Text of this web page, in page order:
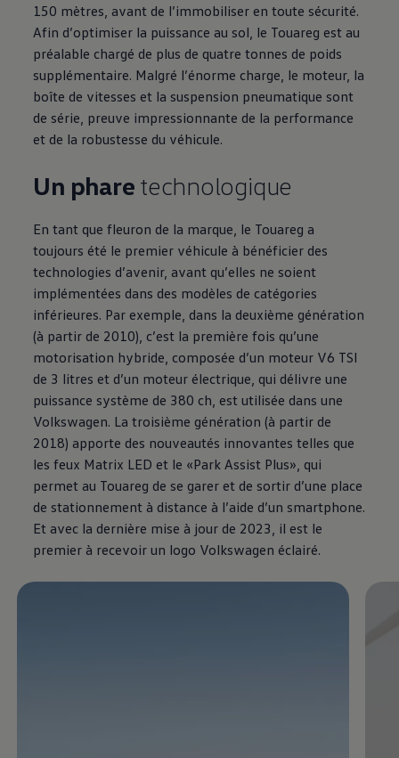
150 mètres, avant de l’immobiliser en toute sécurité.
Afin d’optimiser la puissance au sol, le Touareg est au
préalable chargé de plus de quatre tonnes de poids
supplémentaire. Malgré l’énorme charge, le moteur, la
boîte de vitesses et la suspension pneumatique sont
de série, preuve impressionnante de la performance
et de la robustesse du véhicule.
Un phare technologique
En tant que fleuron de la marque, le Touareg a
toujours été le premier véhicule à bénéficier des
technologies d’avenir, avant qu’elles ne soient
implémentées dans des modèles de catégories
inférieures. Par exemple, dans la deuxième génération
(à partir de 2010), c’est la première fois qu’une
motorisation hybride, composée d’un moteur V6 TSI
de 3 litres et d’un moteur électrique, qui délivre une
puissance système de 380 ch, est utilisée dans une
Volkswagen. La troisième génération (à partir de
2018) apporte des nouveautés innovantes telles que
les feux Matrix LED et le «Park Assist Plus», qui
permet au Touareg de se garer et de sortir d’une place
de stationnement à distance à l’aide d’un smartphone.
Et avec la dernière mise à jour de 2023, il est le
premier à recevoir un logo Volkswagen éclairé.